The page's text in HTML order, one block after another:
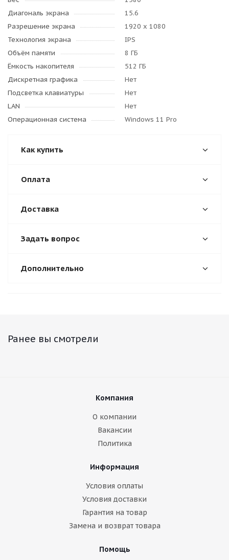
Диагональ экрана
15.6
Разрешение экрана
1920 x 1080
Технология экрана
IPS
Объём памяти
8 ГБ
Ёмкость накопителя
512 ГБ
Дискретная графика
Нет
Подсветка клавиатуры
Нет
LAN
Нет
Операционная система
Windows 11 Pro
Как купить
Оплата
Доставка
Задать вопрос
Дополнительно
Ранее вы смотрели
Компания
О компании
Вакансии
Политика
Информация
Условия оплаты
Условия доставки
Гарантия на товар
Замена и возврат товара
Помощь